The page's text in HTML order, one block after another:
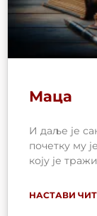
Маца
И даље је
почетку му
коју је
НАСТАВИ